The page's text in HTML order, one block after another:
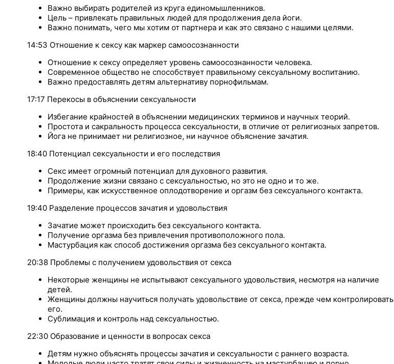
Важно выбирать родителей из круга единомышленников.
Цель – привлекать правильных людей для продолжения дела йоги.
Важно понимать, чего мы хотим от партнера и как это связано с нашими целями.
14:53 Отношение к сексу как маркер самоосознанности
Отношение к сексу определяет уровень самоосознанности человека.
Современное общество не способствует правильному сексуальному воспитанию.
Важно предоставлять детям альтернативу порнофильмам.
17:17 Перекосы в объяснении сексуальности
Избегание крайностей в объяснении медицинских терминов и научных теорий.
Простота и сакральность процесса сексуальности, в отличие от религиозных запретов.
Йога не принимает ни религиозное, ни научное объяснение зачатия.
18:40 Потенциал сексуальности и его последствия
Секс имеет огромный потенциал для духовного развития.
Продолжение жизни связано с сексуальностью, но это не одно и то же.
Примеры, как искусственное оплодотворение и оргазм без сексуального контакта.
19:40 Разделение процессов зачатия и удовольствия
Зачатие может происходить без сексуального контакта.
Получение оргазма без привлечения противоположного пола.
Мастурбация как способ достижения оргазма без сексуального контакта.
20:38 Проблемы с получением удовольствия от секса
Некоторые женщины не испытывают сексуального удовольствия, несмотря на наличие
детей.
Женщины должны научиться получать удовольствие от секса, прежде чем контролировать
его.
Сублимация и контроль над сексуальностью.
22:30 Образование и ценности в вопросах секса
Детям нужно объяснять процессы зачатия и сексуальности с раннего возраста.